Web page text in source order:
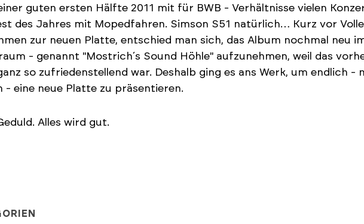
guten ersten Hälfte 2011 mit für BWB - Verhältnisse vielen
des Jahres mit Mopedfahren. Simson S51 natürlich… Kurz vor
zur neuen Platte, entschied man sich, das Album nochmal neu
- genannt "Mostrich´s Sound Höhle" aufzunehmen, weil das
so zufriedenstellend war. Deshalb ging es ans Werk, um endlich -
- eine neue Platte zu präsentieren.
Alles wird gut.